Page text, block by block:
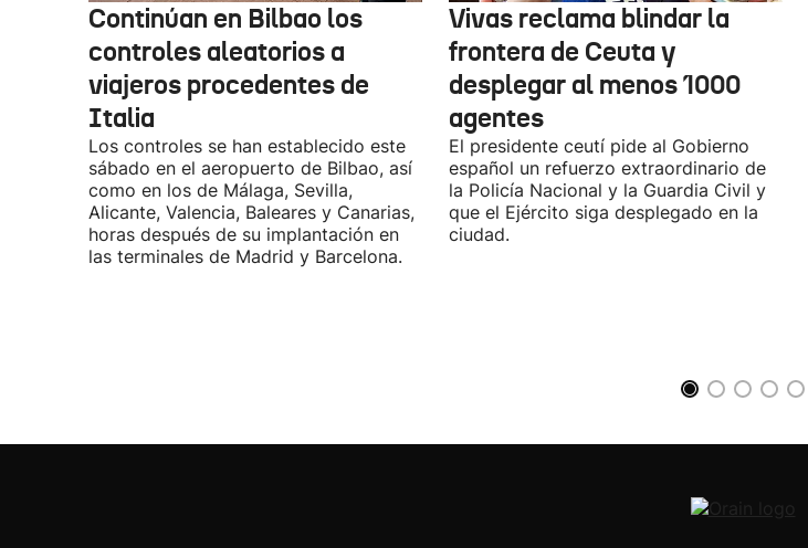
Continúan en Bilbao los
controles aleatorios a
viajeros procedentes de
Italia
Los controles se han establecido este
sábado en el aeropuerto de Bilbao, así
como en los de Málaga, Sevilla,
Alicante, Valencia, Baleares y Canarias,
horas después de su implantación en
las terminales de Madrid y Barcelona.
Vivas reclama blindar la
frontera de Ceuta y
desplegar al menos 1000
agentes
El presidente ceutí pide al Gobierno
español un refuerzo extraordinario de
la Policía Nacional y la Guardia Civil y
que el Ejército siga desplegado en la
ciudad.